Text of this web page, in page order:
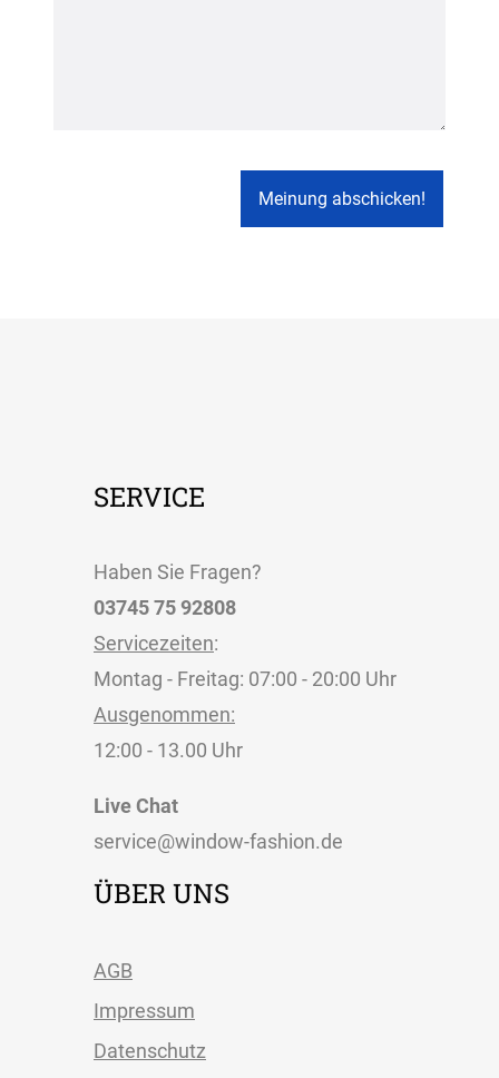
SERVICE
Haben Sie Fragen?
03745 75 92808
Servicezeiten:
Montag - Freitag: 07:00 - 20:00 Uhr
Ausgenommen:
12:00 - 13.00 Uhr
Live Chat
service@window-fashion.de
ÜBER UNS
AGB
Impressum
Datenschutz